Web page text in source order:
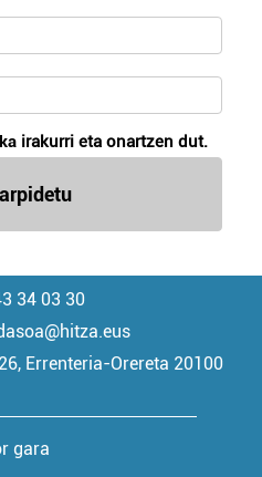
irakurri eta onartzen dut.
34 03 30
Errenteria-Orereta 20100
gara